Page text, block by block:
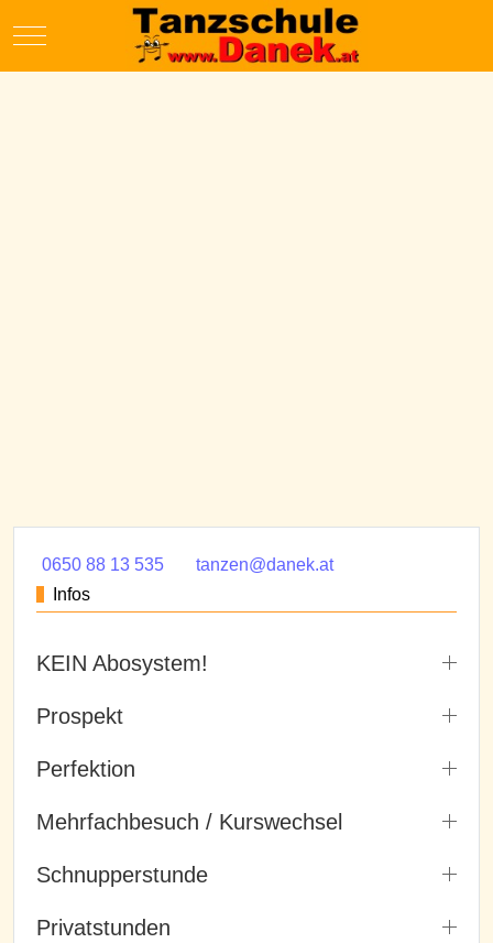
Mobile Menu Toggle
0650 88 13 535
tanzen@danek.at
Infos
KEIN Abosystem!
Prospekt
Perfektion
Mehrfachbesuch / Kurswechsel
Schnupperstunde
Privatstunden